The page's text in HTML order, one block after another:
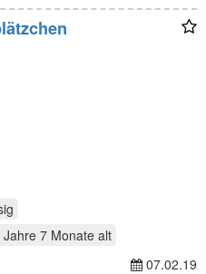
Jahre 7 Monate alt
07.02.19